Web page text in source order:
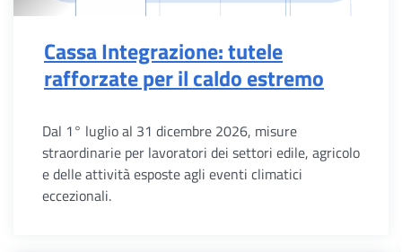
Cassa Integrazione: tutele
rafforzate per il caldo estremo
Dal 1° luglio al 31 dicembre 2026, misure
straordinarie per lavoratori dei settori edile, agricolo
e delle attività esposte agli eventi climatici
eccezionali.